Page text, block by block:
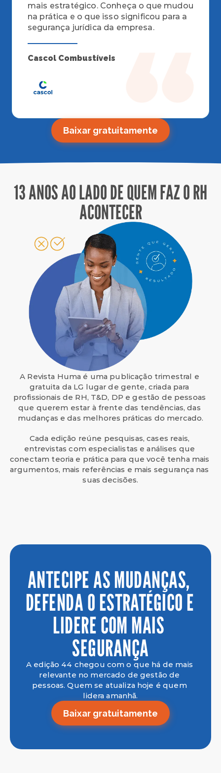
mais estratégico. Conheça o que mudou
na prática e o que isso significou para a
segurança jurídica da empresa.
Cascol Combustíveis
Baixar gratuitamente
13 ANOS AO LADO DE QUEM FAZ O RH
ACONTECER
A Revista Huma é uma publicação trimestral e
gratuita da LG lugar de gente, criada para
profissionais de RH, T&D, DP e gestão de pessoas
que querem estar à frente das tendências, das
mudanças e das melhores práticas do mercado.
Cada edição reúne pesquisas, cases reais,
entrevistas com especialistas e análises que
conectam teoria e prática para que você tenha mais
argumentos, mais referências e mais segurança nas
suas decisões.
ANTECIPE AS MUDANÇAS,
DEFENDA O ESTRATÉGICO E
LIDERE COM MAIS
SEGURANÇA
A edição 44 chegou com o que há de mais
relevante no mercado de gestão de
pessoas. Quem se atualiza hoje é quem
lidera amanhã.
Baixar gratuitamente